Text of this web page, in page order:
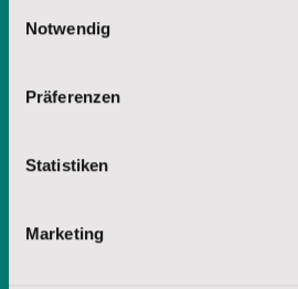
gesammelt haben.
Notwendig
Präferenzen
Statistiken
Marketing
über die Lakota-